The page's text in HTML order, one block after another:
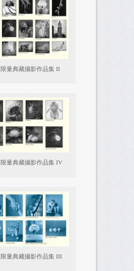
限量典藏攝影作品集 II
限量典藏攝影作品集 IV
限量典藏攝影作品集 III